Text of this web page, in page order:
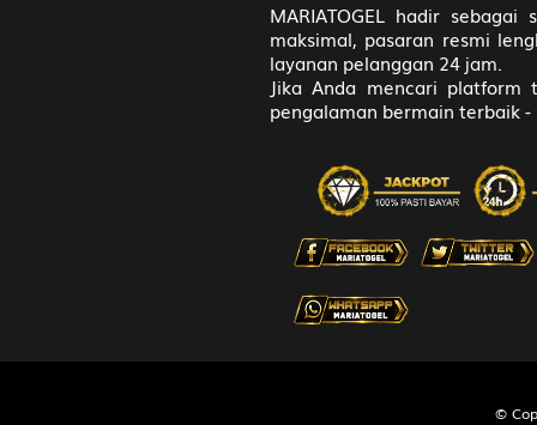
34
Ibu Suri -
Kunti
Budha -
Bagaspati
36
Wanita
- Rokok -
MARIATOGEL hadir
maksimal, pasaran resmi
layanan pelanggan 24 jam.
Jika Anda mencari platform
pengalaman bermain terbaik -
©